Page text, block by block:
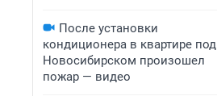
После установки
кондиционера в квартире под
Новосибирском произошел
пожар — видео